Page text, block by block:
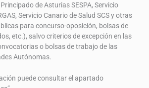
de Asturias SESPA, Servicio
Servicio Canario de Salud SCS y otras
para concurso-oposición, bolsas de
etc.), salvo criterios de excepción en las
o bolsas de trabajo de las
Autónomas.
puede consultar el apartado